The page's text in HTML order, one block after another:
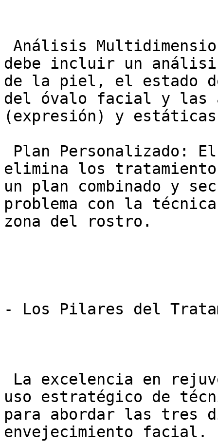
debe incluir un
de la piel, el estado
del óvalo facial y las
(expresión) y
elimina los
un plan combinado y
problema con la técnica
zona del rostro.
- Los Pilares del
uso estratégico de
para abordar las tres
envejecimiento facial.